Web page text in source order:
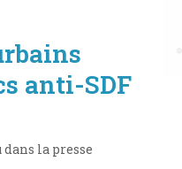
anti-SDF
dans la presse